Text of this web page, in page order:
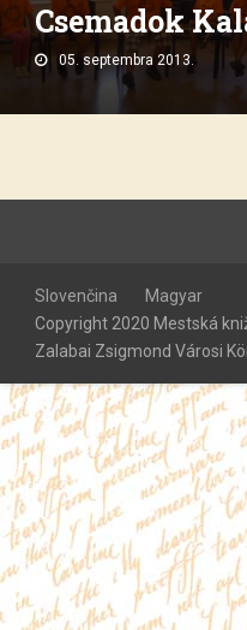
Csemadok
05. septembra 2013.
Slovenčina
Magyar
Copyright 2020 Mestská
Zalabai Zsigmond Városi